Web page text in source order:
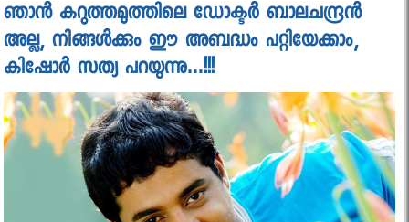
ഞാന്‍ കറുത്തമുത്തിലെ ഡോക്ടര്‍ ബാലചന്ദ്രന്‍
അല്ല, നിങ്ങള്‍ക്കും ഈ അബദ്ധം പറ്റിയേക്കാം,
കിഷോര്‍ സത്യ പറയുന്നു…!!!